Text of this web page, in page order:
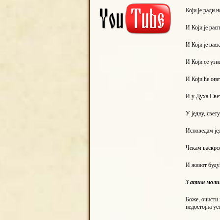
Који је ради
И Који је
И Који је
И Који се
И Који ће
И у Духа
У једну,
Исповедам
Чекам
И живот
З атим
Боже, очисти
недостојна